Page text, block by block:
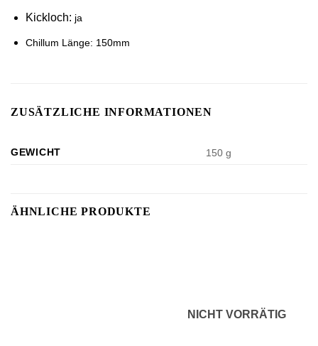
Kickloch: ja
Chillum Länge: 150mm
ZUSÄTZLICHE INFORMATIONEN
GEWICHT 150 g
ÄHNLICHE PRODUKTE
NICHT VORRÄTIG